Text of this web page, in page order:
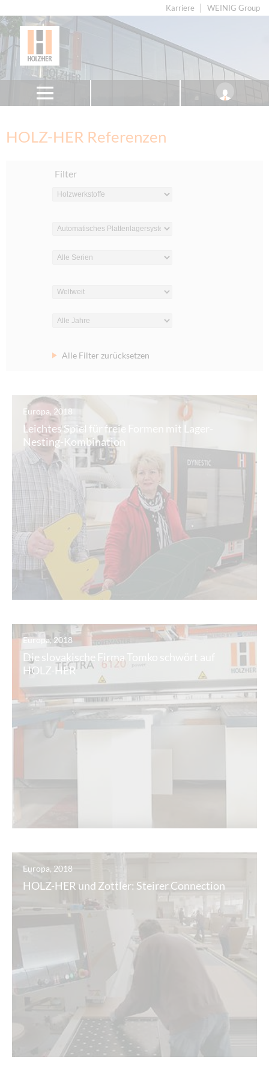
Karriere WEINIG Group
HOLZ-HER Referenzen
Filter
Alle Filter zurücksetzen
Europa, 2018
Leichtes Spiel für freie Formen mit Lager-
Nesting-Kombination
Europa, 2018
Die slovakische Firma Tomko schwört auf
HOLZ-HER
Europa, 2018
HOLZ-HER und Zottler: Steirer Connection